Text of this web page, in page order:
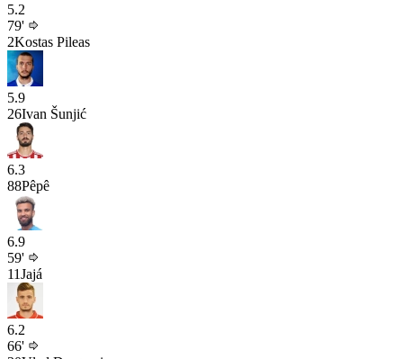
5.2
79'
2Kostas Pileas
5.9
26Ivan Šunjić
6.3
88Pêpê
6.9
59'
11Jajá
6.2
66'